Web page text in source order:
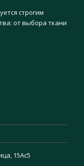
строгим
от выбора ткани
15Ас5